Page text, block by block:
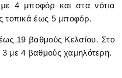
4 μποφόρ και στα νότια
τοπικά έως 5 μποφόρ.
19 βαθμούς Κελσίου. Στο
με 4 βαθμούς χαμηλότερη.